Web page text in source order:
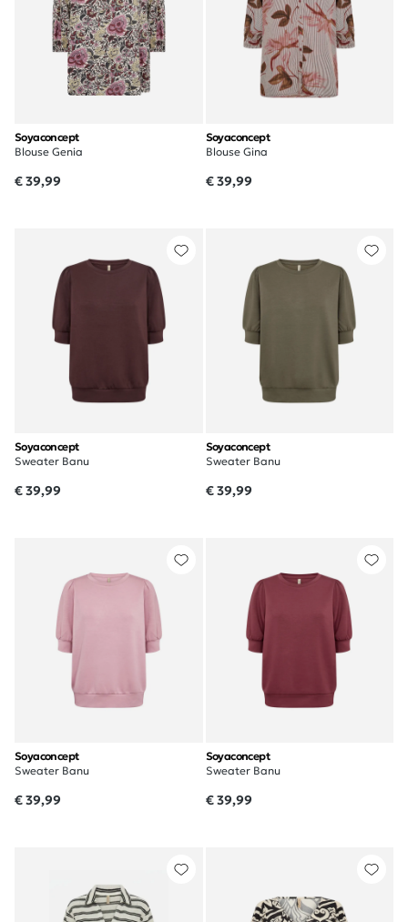
Soyaconcept
Blouse Genia
€ 39,99
Soyaconcept
Blouse Gina
€ 39,99
Soyaconcept
Sweater Banu
€ 39,99
Soyaconcept
Sweater Banu
€ 39,99
Soyaconcept
Sweater Banu
€ 39,99
Soyaconcept
Sweater Banu
€ 39,99